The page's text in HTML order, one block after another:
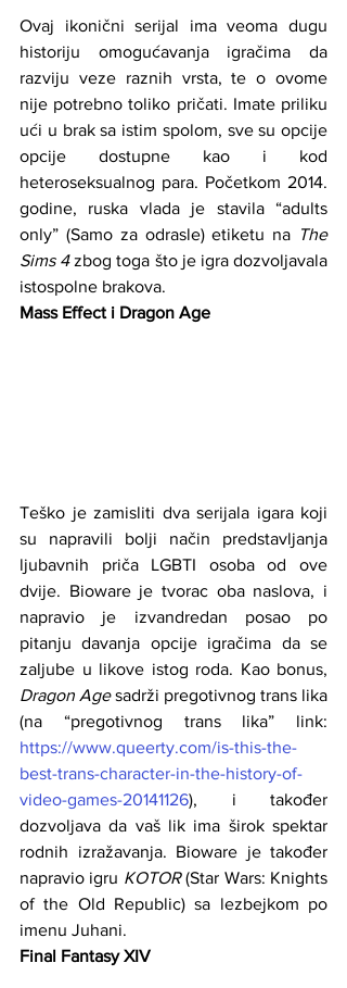
Ovaj ikonični serijal ima veoma dugu
historiju omogućavanja igračima da
razviju veze raznih vrsta, te o ovome
nije potrebno toliko pričati. Imate priliku
ući u brak sa istim spolom, sve su opcije
opcije dostupne kao i kod
heteroseksualnog para. Početkom 2014.
godine, ruska vlada je stavila “adults
only” (Samo za odrasle) etiketu na The
Sims 4 zbog toga što je igra dozvoljavala
istospolne brakova.
Mass Effect i Dragon Age
Teško je zamisliti dva serijala igara koji
su napravili bolji način predstavljanja
ljubavnih priča LGBTI osoba od ove
dvije. Bioware je tvorac oba naslova, i
napravio je izvandredan posao po
pitanju davanja opcije igračima da se
Dragon Age sadrži pregotivnog trans lika
https://www.queerty.com/is-this-the-
best-trans-character-in-the-history-of-
video-games-20141126), i također
dozvoljava da vaš lik ima širok spektar
rodnih izražavanja. Bioware je također
napravio igru KOTOR (Star Wars: Knights
of the Old Republic) sa lezbejkom po
imenu Juhani.
Final Fantasy XIV